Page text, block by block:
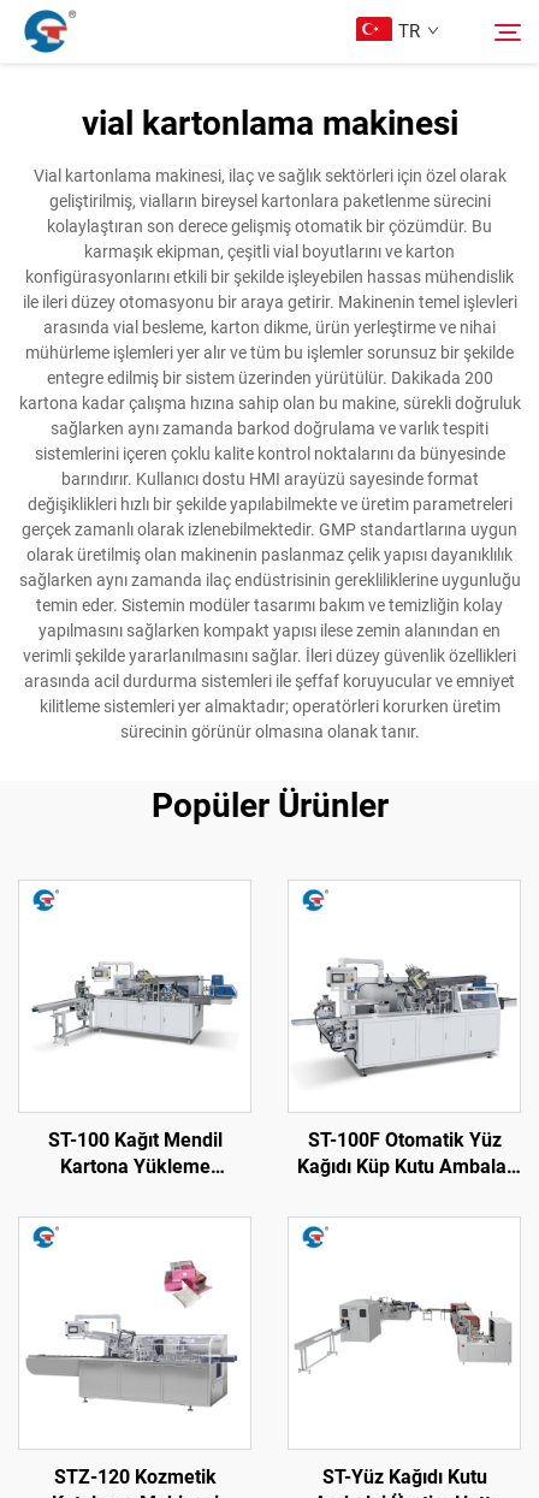
TR
Ürünler
Tasarım Örnekleri
Hizmet
Haberler
Bize Ulaşın
Arama
vial kartonlama makinesi
Vial kartonlama makinesi, ilaç ve sağlık sektörleri için özel olarak
geliştirilmiş, vialların bireysel kartonlara paketlenme sürecini
kolaylaştıran son derece gelişmiş otomatik bir çözümdür. Bu
karmaşık ekipman, çeşitli vial boyutlarını ve karton
konfigürasyonlarını etkili bir şekilde işleyebilen hassas mühendislik
ile ileri düzey otomasyonu bir araya getirir. Makinenin temel işlevleri
arasında vial besleme, karton dikme, ürün yerleştirme ve nihai
mühürleme işlemleri yer alır ve tüm bu işlemler sorunsuz bir şekilde
entegre edilmiş bir sistem üzerinden yürütülür. Dakikada 200
kartona kadar çalışma hızına sahip olan bu makine, sürekli doğruluk
sağlarken aynı zamanda barkod doğrulama ve varlık tespiti
sistemlerini içeren çoklu kalite kontrol noktalarını da bünyesinde
barındırır. Kullanıcı dostu HMI arayüzü sayesinde format
değişiklikleri hızlı bir şekilde yapılabilmekte ve üretim parametreleri
gerçek zamanlı olarak izlenebilmektedir. GMP standartlarına uygun
olarak üretilmiş olan makinenin paslanmaz çelik yapısı dayanıklılık
sağlarken aynı zamanda ilaç endüstrisinin gerekliliklerine uygunluğu
temin eder. Sistemin modüler tasarımı bakım ve temizliğin kolay
yapılmasını sağlarken kompakt yapısı ilese zemin alanından en
verimli şekilde yararlanılmasını sağlar. İleri düzey güvenlik özellikleri
arasında acil durdurma sistemleri ile şeffaf koruyucular ve emniyet
kilitleme sistemleri yer almaktadır; operatörleri korurken üretim
sürecinin görünür olmasına olanak tanır.
Popüler Ürünler
ST-100 Kağıt Mendil
Kartona Yükleme
ST-100F Otomatik Yüz
Kağıdı Küp Kutu Ambalaj
STZ-120 Kozmetik
ST-Yüz Kağıdı Kutu